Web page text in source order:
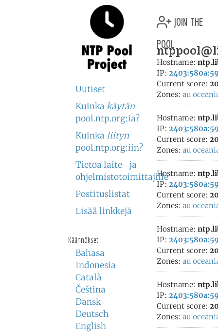
Uutiset
Kuinka käytän
pool.ntp.org:ia?
Kuinka liityn
pool.ntp.org:iin?
Tietoa laite- ja
ohjelmistotoimittajille
Postituslistat
Lisää linkkejä
Käännökset
Bahasa
Indonesia
Català
Čeština
Dansk
Deutsch
English
join the
pool
Hostname:
IP:
Current score:
Zones: au
Hostname:
IP:
Current score:
Zones: au
Hostname:
IP:
Current score:
Zones: au
Hostname:
IP:
Current score:
Zones: au
Hostname:
IP:
Current score:
Zones: au